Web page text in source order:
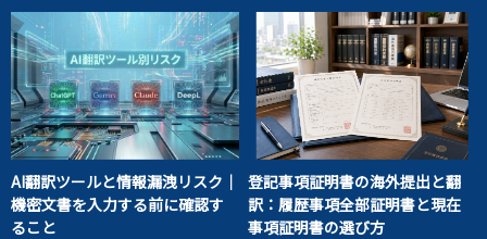
AI翻訳ツールと情報漏洩リスク｜
機密文書を入力する前に確認す
ること
登記事項証明書の海外提出と翻
訳：履歴事項全部証明書と現在
事項証明書の選び方